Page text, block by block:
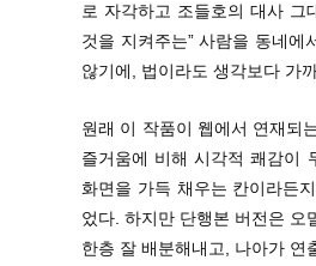
로 자각하고 조들호의 대사 그
것을 지켜주는” 사람을 동네
않기에, 법이라도 생각보다 가
원래 이 작품이 웹에서 연재되
즐거움에 비해 시각적 쾌감이
화면을 가득 채우는 칸이라든
었다. 하지만 단행본 버전은 오
한층 잘 배분해내고, 나아가 연